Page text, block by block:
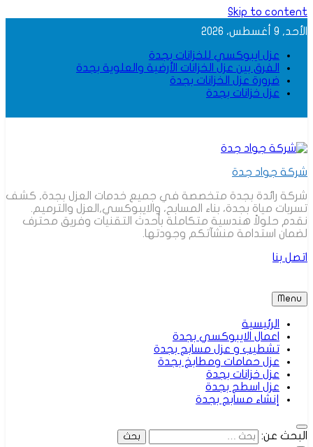
Skip to content
الأحد, 9 أغسطس، 2026
عزل ايبوكسي للخزانات بجدة
الفرق بين عزل الخزانات الأرضية والعلوية بجدة
ضرورة عزل الخزانات بجدة
عزل خزانات بجدة
شركة جواد جدة
شركة رائدة بجدة متخصصة في جميع خدمات العزل بجدة, كشف
تسربات مياة بجدة، بناء المسابح، والايبوكسي,العزل والترميم.
نقدم حلولاً هندسية متكاملة بأحدث التقنيات وفريق محترف
لضمان استدامة منشآتكم وجودتها.
اتصل بنا
Menu
الرئيسية
اعمال الايبوكسي بجدة
تشطيب و عزل مسابح بجدة
عزل حمامات ومطابخ بجدة
عزل خزانات بجدة
عزل اسطح بجدة
إنشاء مسابح بجدة
البحث عن: